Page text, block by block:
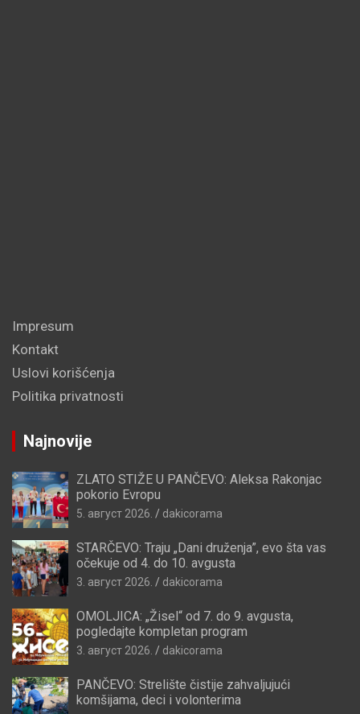
Impresum
Kontakt
Uslovi korišćenja
Politika privatnosti
Najnovije
ZLATO STIŽE U PANČEVO: Aleksa Rakonjac
pokorio Evropu
5. август 2026. dakicorama
STARČEVO: Traju „Dani druženja”, evo šta vas
očekuje od 4. do 10. avgusta
3. август 2026. dakicorama
OMOLJICA: „Žisel“ od 7. do 9. avgusta,
pogledajte kompletan program
3. август 2026. dakicorama
PANČEVO: Strelište čistije zahvaljujući
komšijama, deci i volonterima